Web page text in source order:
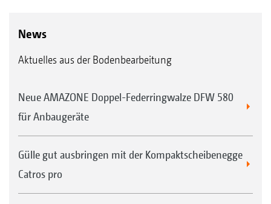
News
Aktuelles aus der Bodenbearbeitung
Neue AMAZONE Doppel-Federringwalze DFW 580
für Anbaugeräte
Gülle gut ausbringen mit der Kompaktscheibenegge
Catros pro